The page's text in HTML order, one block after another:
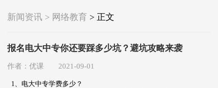
新闻资讯 > 网络教育 > 正文
报名电大中专你还要踩多少坑？避坑攻略来袭
作者：优课 2021-09-01
1、电大中专学费多少？